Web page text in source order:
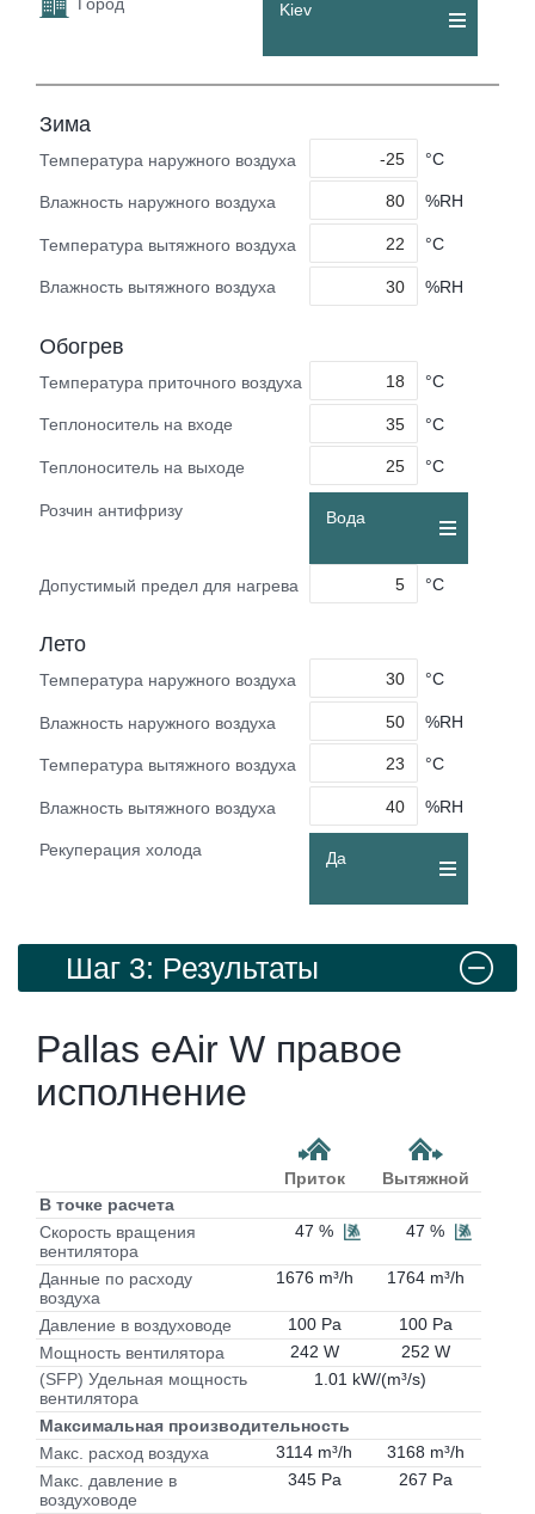
Kiev
Зима
Температура наружного воздуха °C
Влажность наружного воздуха %RH
Температура вытяжного воздуха °C
Влажность вытяжного воздуха %RH
Обогрев
Температура приточного воздуха °C
Теплоноситель на входе °C
Теплоноситель на выходе °C
Розчин антифризу Вода
Допустимый предел для нагрева °C
Лето
Температура наружного воздуха °C
Влажность наружного воздуха %RH
Температура вытяжного воздуха °C
Влажность вытяжного воздуха %RH
Рекуперация холода Да
Шаг 3: Результаты
Pallas eAir W правое
исполнение
Приток
Вытяжной
В точке расчета
Скорость вращения
вентилятора
47 % 47 %
Данные по расходу
воздуха
1676 m³/h 1764 m³/h
Давление в воздуховоде 100 Pa
100 Pa
Мощность вентилятора
242 W
252 W
(SFP) Удельная мощность
вентилятора
1.01 kW/(m³/s)
Максимальная производительность
Макс. расход воздуха
3114 m³/h
3168 m³/h
Макс. давление в
воздуховоде
345 Pa 267 Pa